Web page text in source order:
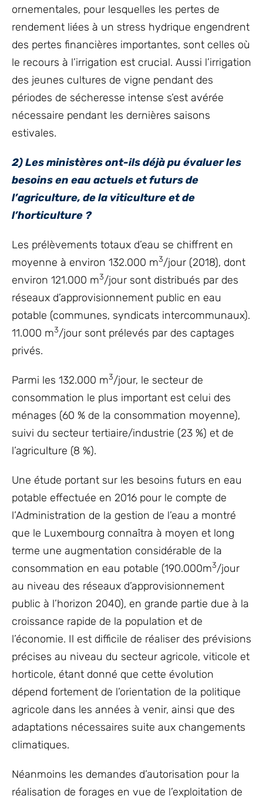
ornementales, pour lesquelles les pertes de
rendement liées à un stress hydrique engendrent
des pertes financières importantes, sont celles où
le recours à l’irrigation est crucial. Aussi l’irrigation
des jeunes cultures de vigne pendant des
périodes de sécheresse intense s’est avérée
nécessaire pendant les dernières saisons
estivales.
2)Les ministères ont-ils déjà pu évaluer les
besoins en eau actuels et futurs de
l’agriculture, de la viticulture et de
l’horticulture ?
Les prélèvements totaux d’eau se chiffrent en
moyenne à environ 132.000 m3/jour (2018), dont
environ 121.000 m3/jour sont distribués par des
réseaux d’approvisionnement public en eau
potable (communes, syndicats intercommunaux).
11.000 m3/jour sont prélevés par des captages
privés.
Parmi les 132.000 m3/jour, le secteur de
consommation le plus important est celui des
ménages (60 % de la consommation moyenne),
suivi du secteur tertiaire/industrie (23 %) et de
l’agriculture (8 %).
Une étude portant sur les besoins futurs en eau
potable effectuée en 2016 pour le compte de
l’Administration de la gestion de l’eau a montré
que le Luxembourg connaîtra à moyen et long
terme une augmentation considérable de la
consommation en eau potable (190.000m3/jour
au niveau des réseaux d’approvisionnement
public à l’horizon 2040), en grande partie due à la
croissance rapide de la population et de
l’économie. Il est difficile de réaliser des prévisions
précises au niveau du secteur agricole, viticole et
horticole, étant donné que cette évolution
dépend fortement de l’orientation de la politique
agricole dans les années à venir, ainsi que des
adaptations nécessaires suite aux changements
climatiques.
Néanmoins les demandes d’autorisation pour la
réalisation de forages en vue de l’exploitation de